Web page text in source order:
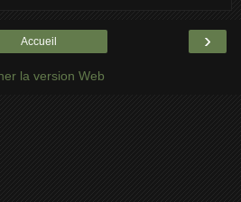
›
Accueil
la version Web